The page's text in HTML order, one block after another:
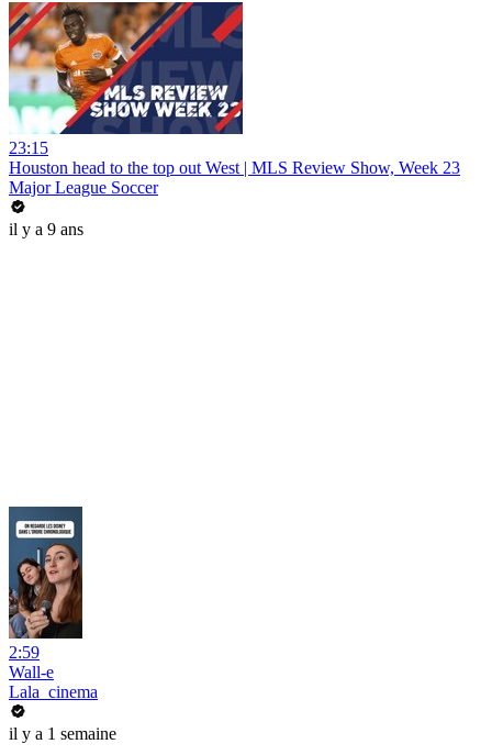
23:15
Houston head to the top out West | MLS Review Show, Week 23
Major League Soccer
il y a 9 ans
2:59
Wall-e
Lala_cinema
il y a 1 semaine